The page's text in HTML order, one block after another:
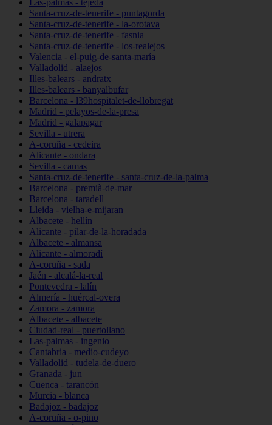
Las-palmas - tejeda
Santa-cruz-de-tenerife - puntagorda
Santa-cruz-de-tenerife - la-orotava
Santa-cruz-de-tenerife - fasnia
Santa-cruz-de-tenerife - los-realejos
Valencia - el-puig-de-santa-maría
Valladolid - alaejos
Illes-balears - andratx
Illes-balears - banyalbufar
Barcelona - l39hospitalet-de-llobregat
Madrid - pelayos-de-la-presa
Madrid - galapagar
Sevilla - utrera
A-coruña - cedeira
Alicante - ondara
Sevilla - camas
Santa-cruz-de-tenerife - santa-cruz-de-la-palma
Barcelona - premià-de-mar
Barcelona - taradell
Lleida - vielha-e-mijaran
Albacete - hellín
Alicante - pilar-de-la-horadada
Albacete - almansa
Alicante - almoradí
A-coruña - sada
Jaén - alcalá-la-real
Pontevedra - lalín
Almería - huércal-overa
Zamora - zamora
Albacete - albacete
Ciudad-real - puertollano
Las-palmas - ingenio
Cantabria - medio-cudeyo
Valladolid - tudela-de-duero
Granada - jun
Cuenca - tarancón
Murcia - blanca
Badajoz - badajoz
A-coruña - o-pino